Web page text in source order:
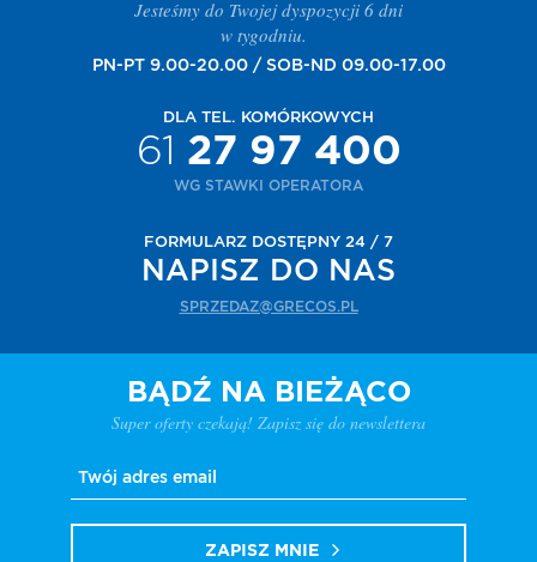
Jesteśmy do Twojej dyspozycji 6 dni
w tygodniu.
PN-PT 9.00-20.00 / SOB-ND 09.00-17.00
DLA TEL. KOMÓRKOWYCH
61 27 97 400
WG STAWKI OPERATORA
FORMULARZ DOSTĘPNY 24 / 7
NAPISZ DO NAS
SPRZEDAZ@GRECOS.PL
BĄDŹ NA BIEŻĄCO
Super oferty czekają! Zapisz się do newslettera
ZAPISZ MNIE